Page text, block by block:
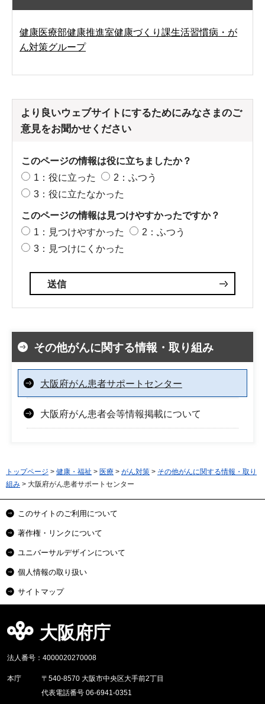
健康医療部健康推進室健康づくり課生活習慣病・が
ん対策グループ
より良いウェブサイトにするためにみなさまのご
意見をお聞かせください
このページの情報は役に立ちましたか？
1：役に立った
2：ふつう
3：役に立たなかった
このページの情報は見つけやすかったですか？
1：見つけやすかった
2：ふつう
3：見つけにくかった
その他がんに関する情報・取り組み
大阪府がん患者サポートセンター
大阪府がん患者会等情報掲載について
トップページ > 健康・福祉 > 医療 > がん対策 > その他がんに関する情報・取り
組み > 大阪府がん患者サポートセンター
このサイトのご利用について
著作権・リンクについて
ユニバーサルデザインについて
個人情報の取り扱い
サイトマップ
大阪府庁
法人番号：4000020270008
本庁
〒540-8570 大阪市中央区大手前2丁目
代表電話番号 06-6941-0351